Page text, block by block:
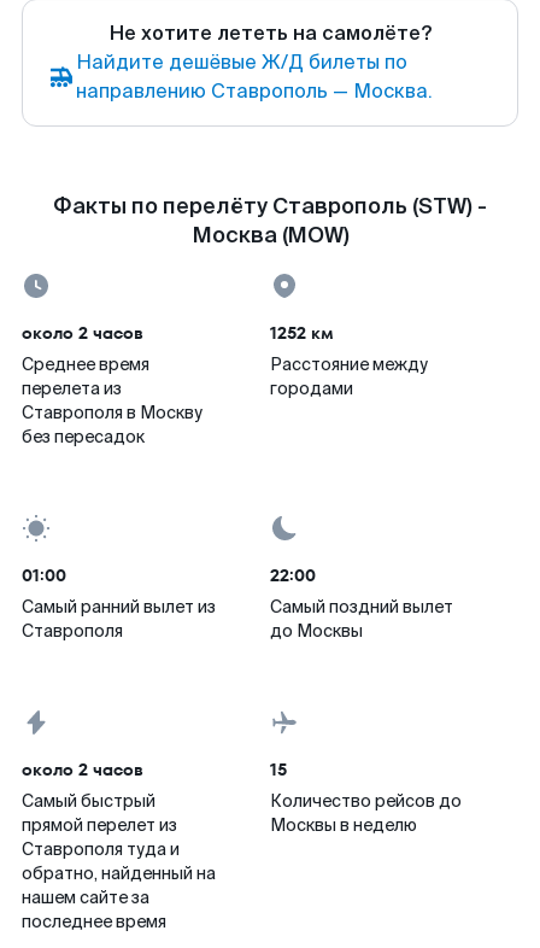
Не хотите лететь на самолёте?
Найдите дешёвые Ж/Д билеты по
направлению Ставрополь — Москва.
Факты по перелёту Ставрополь (STW) -
Москва (MOW)
около 2 часов
Среднее время
перелета из
Ставрополя в Москву
без пересадок
1252 км
Расстояние между
городами
01:00
Самый ранний вылет из
Ставрополя
22:00
Самый поздний вылет
до Москвы
около 2 часов
Самый быстрый
прямой перелет из
Ставрополя туда и
обратно, найденный на
нашем сайте за
последнее время
15
Количество рейсов до
Москвы в неделю